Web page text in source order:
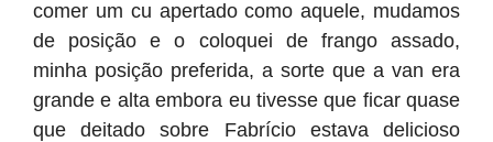
comer um cu apertado como aquele, mudamos
de posição e o coloquei de frango assado,
minha posição preferida, a sorte que a van era
grande e alta embora eu tivesse que ficar quase
que deitado sobre Fabrício estava delicioso